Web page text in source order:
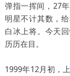
教育
健康
弹指一挥间，27
明星不计其数，
白冰上将。今天
历历在目。
1999年12月初，